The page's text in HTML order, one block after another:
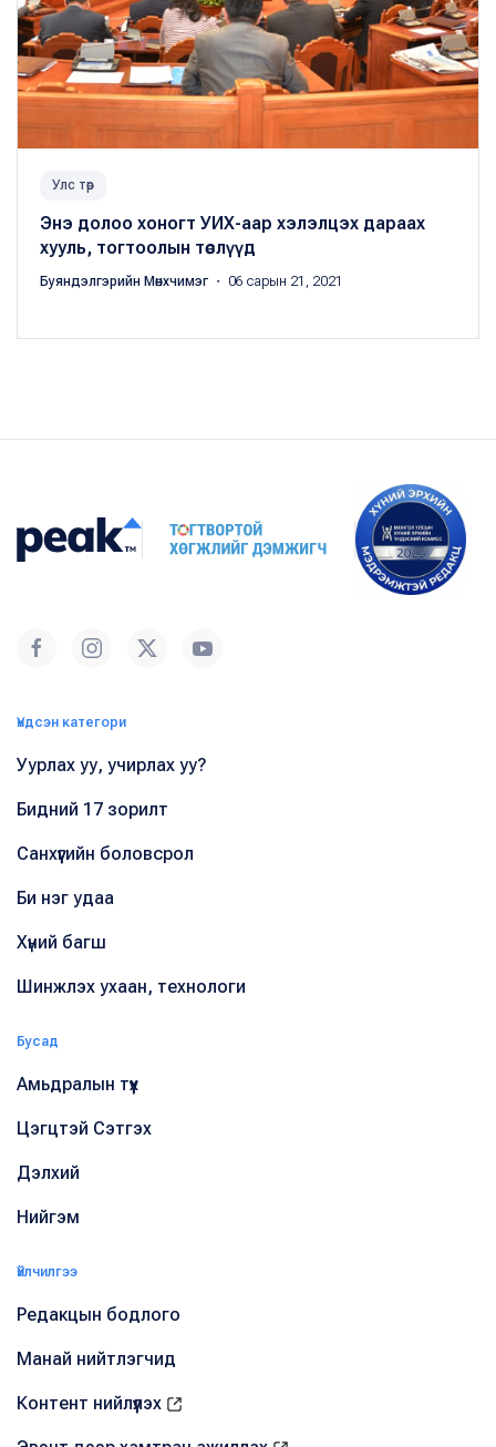
Улс төр
Энэ долоо хоногт УИХ-аар хэлэлцэх дараах
хууль, тогтоолын төслүүд
Буяндэлгэрийн Мөнхчимэг ・ 06 сарын 21, 2021
Үндсэн категори
Уурлах уу, учирлах уу?
Бидний 17 зорилт
Санхүүгийн боловсрол
Би нэг удаа
Хүний багш
Шинжлэх ухаан, технологи
Бусад
Амьдралын түүх
Цэгцтэй Сэтгэх
Дэлхий
Нийгэм
Үйлчилгээ
Редакцын бодлого
Манай нийтлэгчид
Контент нийлүүлэх